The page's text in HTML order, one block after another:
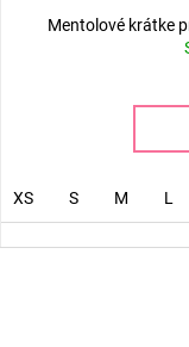
Mentolové krátke
XS S M L